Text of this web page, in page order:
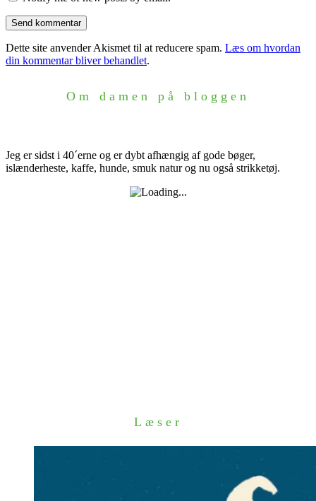
Dette site anvender Akismet til at reducere spam. Læs om hvordan
din kommentar bliver behandlet.
Om damen på bloggen
Jeg er sidst i 40´erne og er dybt afhængig af gode bøger,
islænderheste, kaffe, hunde, smuk natur og nu også strikketøj.
Læser